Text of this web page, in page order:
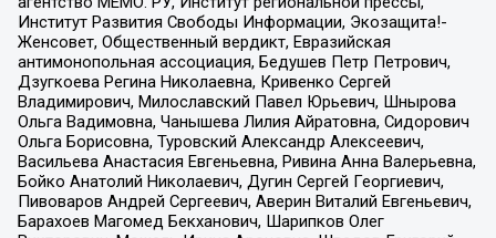
Институт Развития Свободы Информации, Экозащита!-
Женсовет, Общественный вердикт, Евразийская
антимонопольная ассоциация, Бедушев Петр Петрович,
Дзугкоева Регина Николаевна, Кривенко Сергей
Владимирович, Милославский Павел Юрьевич, Шнырова
Ольга Вадимовна, Чанышева Лилия Айратовна, Сидорович
Ольга Борисовна, Туровский Александр Алексеевич,
Васильева Анастасия Евгеньевна, Ривина Анна Валерьевна,
Бойко Анатолий Николаевич, Дугин Сергей Георгиевич,
Пивоваров Андрей Сергеевич, Аверин Виталий Евгеньевич,
Барахоев Магомед Бекханович, Шарипков Олег